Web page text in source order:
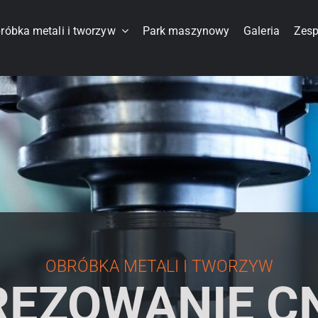
metali i tworzyw Park maszynowy Galeria
OBRÓBKA METALI I TWORZYW